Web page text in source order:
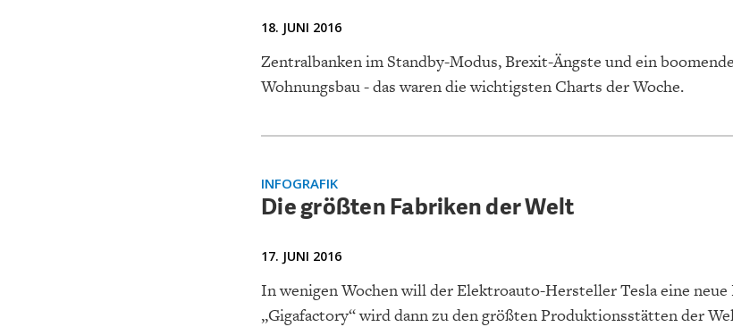
18. JUNI 2016
Zentralbanken im Standby-Modus, Brexit-Ängste und ein
Wohnungsbau - das waren die wichtigsten Charts der Woche.
INFOGRAFIK
Die größten Fabriken der Welt
17. JUNI 2016
In wenigen Wochen will der Elektroauto-Hersteller Tesla eine neue
„Gigafactory“ wird dann zu den größten Produktionsstätten der